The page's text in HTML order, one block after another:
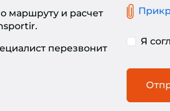
маршруту и расчет
перезвонит
Я